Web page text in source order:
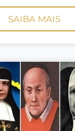
SAIBA MAIS